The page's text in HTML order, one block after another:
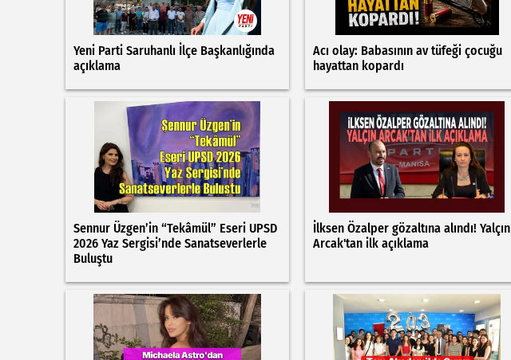
Yeni Parti Saruhanlı İlçe Başkanlığında
açıklama
Acı olay: Babasının av tüfeği çocuğu
hayattan kopardı
Sennur Üzgen’in “Tekâmül” Eseri UPSD
2026 Yaz Sergisi’nde Sanatseverlerle
Buluştu
İlksen Özalper gözaltına alındı! Yalçın
Arcak'tan ilk açıklama